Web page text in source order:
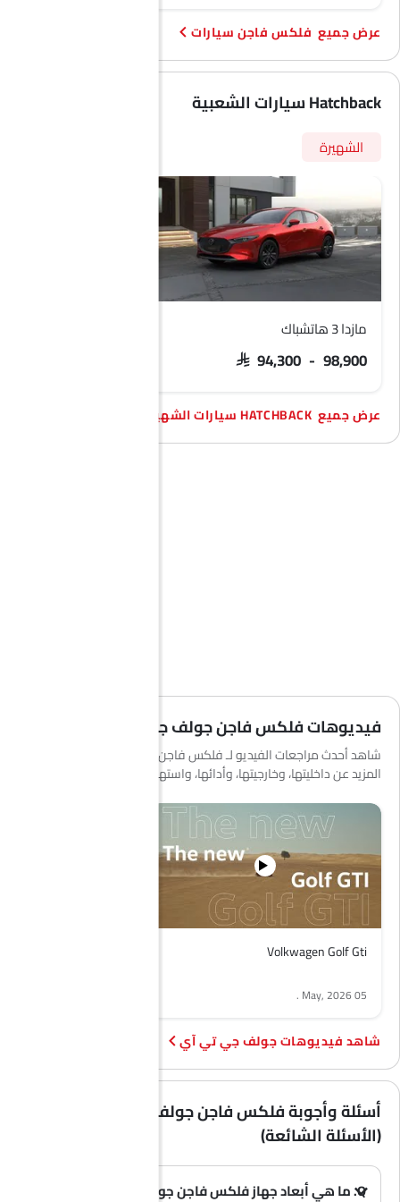
طفاية حريق
حقيبة إسعافات أولية
مفتاح عن بُعد
عجلة احتياطية
فلكس فاجن سيارات
Hatchback سيارات الشعبية
الشهيرة
مازدا 3 هاتشباك
SAR 94,300 - 98,900
HATCHBACK سيارات الشهيرة
فيديوهات فلكس فاجن جولف جي تي آي
شاهد أحدث مراجعات الفيديو لـ فلكس فاجن جولف جي تي آي لمعرفة
المزيد عن داخليتها، وخارجيتها، وأدائها، واستهلاك الوقود والمزيد.
Volkwagen Golf Gti
05 May, 2026
.
فيديوهات جولف جي تي آي
أسئلة وأجوبة فلكس فاجن جولف جي تي آي
(الأسئلة الشائعة)
Q. ما هي أبعاد جهاز فلكس فاجن جولف جي تي آي؟